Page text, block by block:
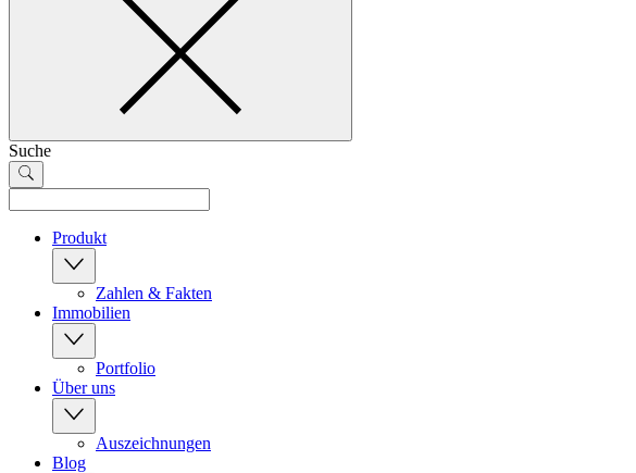
Suche
Produkt
Zahlen & Fakten
Immobilien
Portfolio
Über uns
Auszeichnungen
Blog